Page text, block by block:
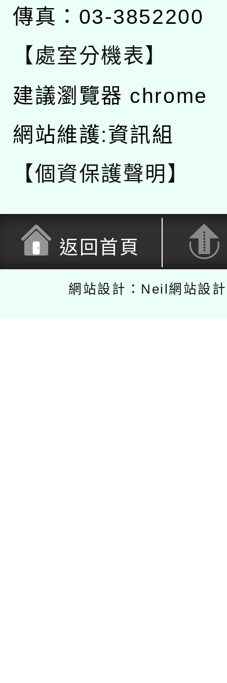
傳真：03-3852200
【處室分機表】
建議瀏覽器 chrome
網站維護:資訊組
【個資保護聲明】
返回首頁
網站設計：Neil網站設